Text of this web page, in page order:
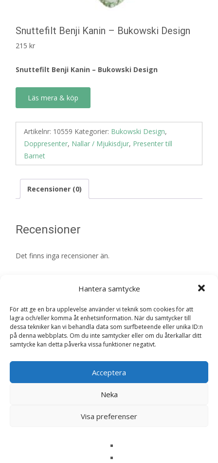
Hantera samtycke
För att ge en bra upplevelse använder vi teknik som cookies för att
lagra och/eller komma åt enhetsinformation. När du samtycker till
dessa tekniker kan vi behandla data som surfbeteende eller unika ID:n
på denna webbplats. Om du inte samtycker eller om du återkallar ditt
samtycke kan detta påverka vissa funktioner negativt.
Acceptera
Neka
Visa preferenser
Snuttefilt Benji Kanin – Bukowski Design
215 kr
Snuttefilt Benji Kanin – Bukowski Design
Läs mera & köp
Artikelnr: 10559 Kategorier: Bukowski Design,
Doppresenter, Nallar / Mjukisdjur, Presenter till
Barnet
Recensioner (0)
Recensioner
Det finns inga recensioner än.
Benji Kanin – Bukowski Design”
är märkta*
Ditt betyg*